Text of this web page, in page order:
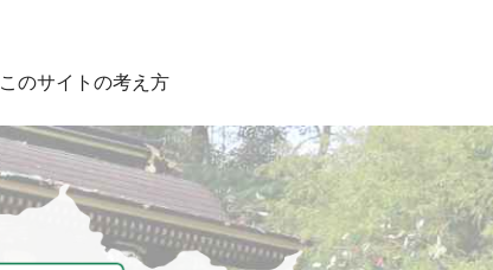
このサイトの考え方